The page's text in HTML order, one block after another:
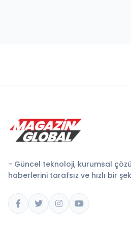
- Güncel teknoloji, kurumsal
haberlerini tarafsız ve hızlı bir